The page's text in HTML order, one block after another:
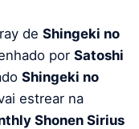
de Shingeki no
por Satoshi
Shingeki no
estrear na
Shonen Sirius